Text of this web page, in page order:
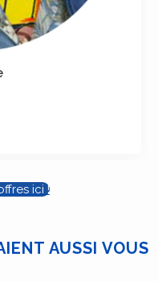
ici !
AUSSI VOUS